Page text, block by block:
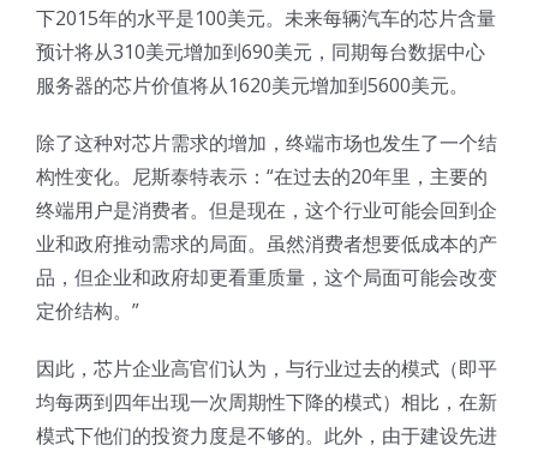
下2015年的水平是100美元。未来每辆汽车的芯片含量
预计将从310美元增加到690美元，同期每台数据中心
服务器的芯片价值将从1620美元增加到5600美元。
除了这种对芯片需求的增加，终端市场也发生了一个结
构性变化。尼斯泰特表示：“在过去的20年里，主要的
终端用户是消费者。但是现在，这个行业可能会回到企
业和政府推动需求的局面。虽然消费者想要低成本的产
品，但企业和政府却更看重质量，这个局面可能会改变
定价结构。”
因此，芯片企业高官们认为，与行业过去的模式（即平
均每两到四年出现一次周期性下降的模式）相比，在新
模式下他们的投资力度是不够的。此外，由于建设先进